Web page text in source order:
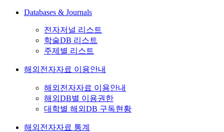
Databases & Journals
전자저널 리스트
학술DB 리스트
주제별 리스트
해외전자자료 이용안내
해외전자자료 이용안내
해외DB별 이용권한
대학별 해외DB 구독현황
해외전자자료 통계